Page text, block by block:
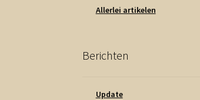
Allerlei artikelen
Berichten
Update